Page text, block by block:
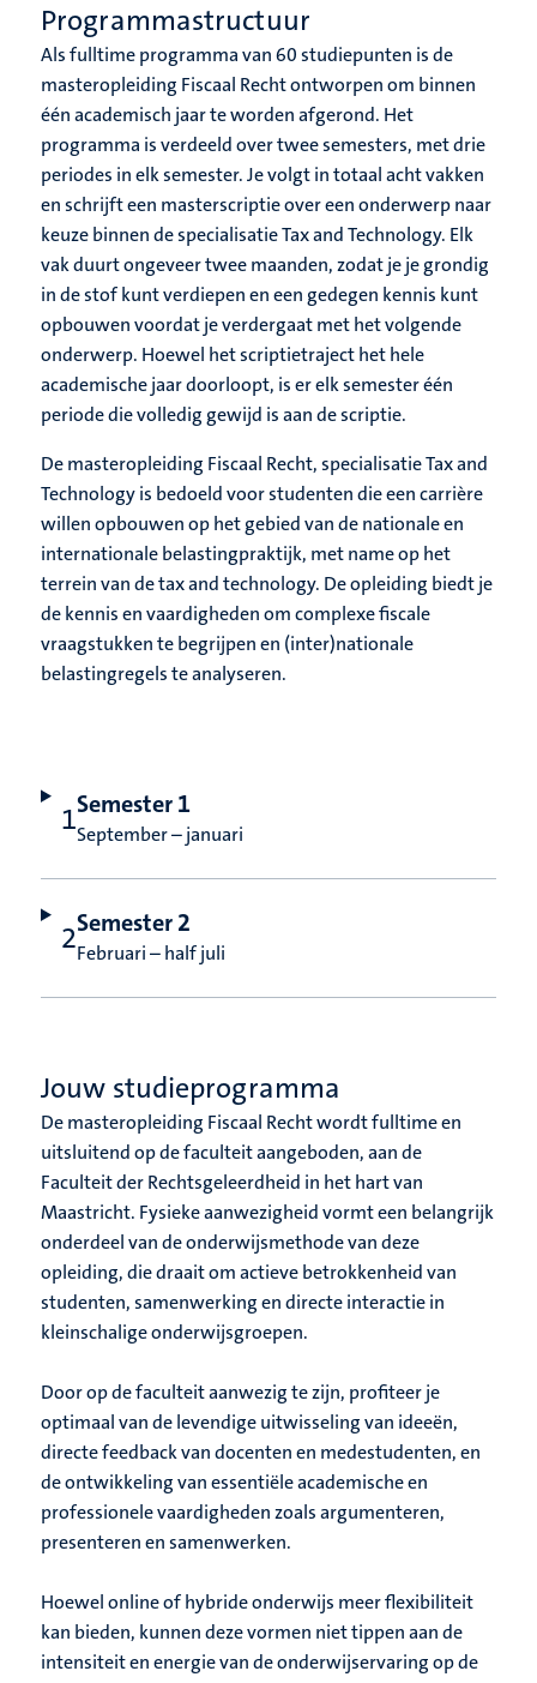
Programmastructuur
Als fulltime programma van 60 studiepunten is de
masteropleiding Fiscaal Recht ontworpen om binnen
één academisch jaar te worden afgerond. Het
programma is verdeeld over twee semesters, met drie
periodes in elk semester. Je volgt in totaal acht vakken
en schrijft een masterscriptie over een onderwerp naar
keuze binnen de specialisatie Tax and Technology. Elk
vak duurt ongeveer twee maanden, zodat je je grondig
in de stof kunt verdiepen en een gedegen kennis kunt
opbouwen voordat je verdergaat met het volgende
onderwerp. Hoewel het scriptietraject het hele
academische jaar doorloopt, is er elk semester één
periode die volledig gewijd is aan de scriptie.
De masteropleiding Fiscaal Recht, specialisatie Tax and
Technology is bedoeld voor studenten die een carrière
willen opbouwen op het gebied van de nationale en
internationale belastingpraktijk, met name op het
terrein van de tax and technology. De opleiding biedt je
de kennis en vaardigheden om complexe fiscale
vraagstukken te begrijpen en (inter)nationale
belastingregels te analyseren.
Semester 1
September – januari
Semester 2
Februari – half juli
Jouw studieprogramma
De masteropleiding Fiscaal Recht wordt fulltime en
uitsluitendop de faculteit aangeboden, aan de
Faculteit der Rechtsgeleerdheid in het hart van
Maastricht. Fysieke aanwezigheid vormt een belangrijk
onderdeel van de onderwijsmethode van deze
opleiding, die draait om actieve betrokkenheid van
studenten, samenwerking en directe interactie in
kleinschalige onderwijsgroepen.
Door op de faculteit aanwezig te zijn, profiteer je
optimaal van de levendige uitwisseling van ideeën,
directe feedback van docenten en medestudenten, en
de ontwikkeling van essentiële academische en
professionele vaardigheden zoals argumenteren,
presenteren en samenwerken.
Hoewel online of hybride onderwijs meer flexibiliteit
kan bieden, kunnen deze vormen niet tippen aan de
intensiteit en energie van de onderwijservaring op de